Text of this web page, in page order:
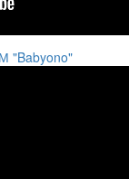
"Babyono"